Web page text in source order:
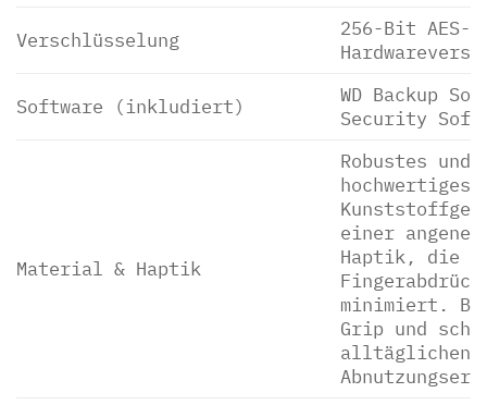
Verschlüsselung
256-Bit AES-
Software (inkludiert)
WD Backup
Security
Material & Haptik
Robustes und
hochwertiges
einer
Haptik, die
minimiert.
Grip und
alltäglichen